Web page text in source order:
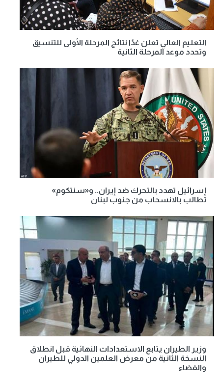
التعليم العالي تعلن غدًا نتائج المرحلة الأولى للتنسيق
وتحدد موعد المرحلة الثانية
إسرائيل تهدد بالتحرك ضد إيران.. و«سنتكوم»
تطالب بالانسحاب من جنوب لبنان
وزير الطيران يتابع الاستعدادات النهائية قبل انطلاق
النسخة الثانية من معرض العلمين الدولي للطيران
والفضاء